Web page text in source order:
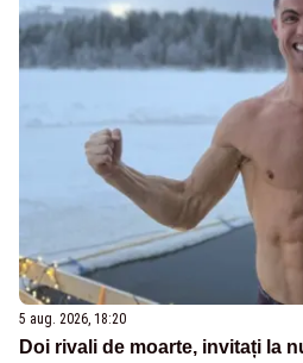
5 aug. 2026, 18:20
Doi rivali de moarte, invitați la